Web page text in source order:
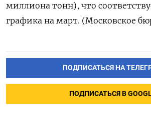
миллиона тонн), что
графика на март. (Московское
ПОДПИСАТЬСЯ НА
ПОДПИСАТЬСЯ В